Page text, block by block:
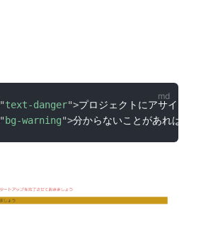
"text-danger">プロジェクトにアサイン
"bg-warning">分からないことがあればま